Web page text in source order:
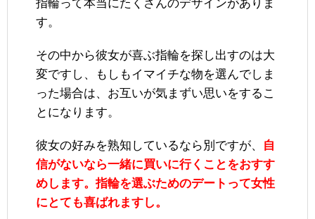
指輪って本当にたくさんのデザインがありま
す。
その中から彼女が喜ぶ指輪を探し出すのは大
変ですし、もしもイマイチな物を選んでしま
った場合は、お互いが気まずい思いをするこ
とになります。
彼女の好みを熟知しているなら別ですが、
自
信がないなら一緒に買いに行くことをおすす
めします。指輪を選ぶためのデートって女性
にとても喜ばれますし。